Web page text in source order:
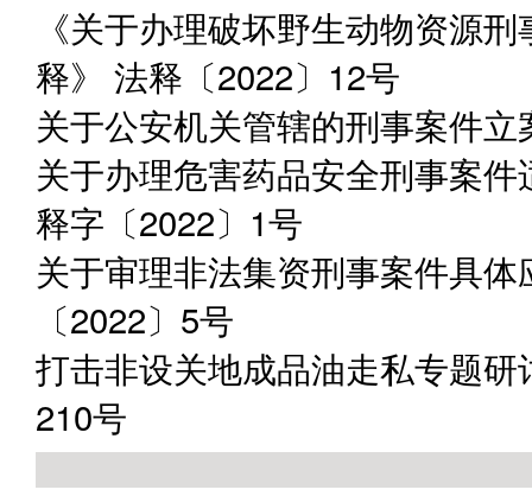
《关于办理破坏野生动物资源
释》 法释〔2022〕12号
关于公安机关管辖的刑事案件
关于办理危害药品安全刑事案
释字〔2022〕1号
关于审理非法集资刑事案件具
〔2022〕5号
打击非设关地成品油走私专题
210号